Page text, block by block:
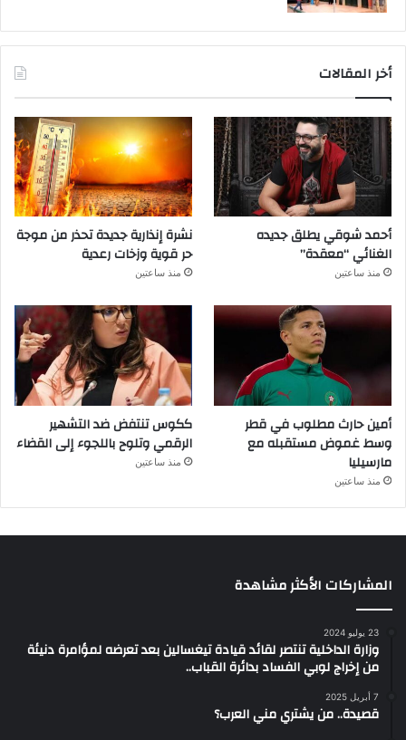
أخر المقالات
أحمد شوقي يطلق جديده
الغنائي “معقدة”
منذ ساعتين
نشرة إنذارية جديدة تحذر من موجة
حر قوية وزخات رعدية
منذ ساعتين
أمين حارث مطلوب في قطر
وسط غموض مستقبله مع
مارسيليا
منذ ساعتين
ككوس تنتفض ضد التشهير
الرقمي وتلوح باللجوء إلى القضاء
منذ ساعتين
المشاركات الأكثر مشاهدة
23 يوليو 2024
وزارة الداخلية تنتصر لقائد قيادة تيغسالين بعد تعرضه لمؤامرة دنيئة
من إخراج لوبي الفساد بدائرة القباب..
7 أبريل 2025
قصيدة.. من يشتري مني العرب؟